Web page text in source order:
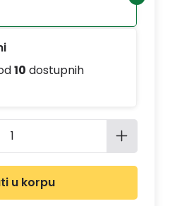
10 dostupnih
Unesite
u korpu